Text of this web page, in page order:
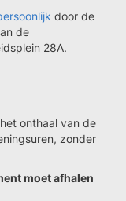
door de
de
28A.
onthaal van de
zonder
moet afhalen